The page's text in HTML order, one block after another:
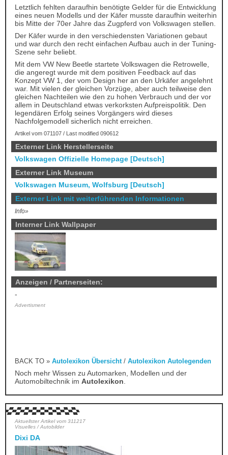
Letztlich fehlten daraufhin benötigte Gelder für die Entwicklung
eines neuen Modells und der Käfer musste daraufhin weiterhin
bis Mitte der 70er Jahre das Zugpferd von Volkswagen stellen.
Der Käfer wurde in den verschiedensten Variationen gebaut
und war durch den recht einfachen Aufbau auch in der Tuning-
Szene sehr beliebt.
Mit dem VW New Beetle startete Volkswagen die Retrowelle,
die angeregt wurde mit dem positiven Feedback auf das
Konzept VW 1, der vom Design her an den Urkäfer angelehnt
war. Mit vielen der gleichen Vorzüge, aber auch teilweise den
gleichen Nachteilen wie den zu hohen Verbrauch und der vor
allem in Deutschland etwas verkorksten Aufpreispolitik. Den
legendären Erfolg seines Vorgängers wird dieses
Nachfolgemodell sicherlich nicht erreichen.
Artikel vom 071107 / Last modified 090612
Externer Link Herstellerseite
Volkswagen Offizielle Homepage [Deutsch]
Externer Link Museum
Volkswagen Museum, Wolfsburg [Deutsch]
Externer Link mit weiterführenden Informationen
Info»
Interner Link Wallpaper
Anzeigen / Partnerseiten:
-
Advertisment
BACK TO » Autolexikon Übersicht/ Autolexikon Autolegenden
Noch mehr Wissen zu Automarken, Modellen und der
Automobiltechnik im Autolexikon
Aktuellster Artikel vom 311217
Visuelles / Autobilder
Dixi DA